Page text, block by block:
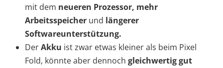
mit dem neueren Prozessor, mehr
Arbeitsspeicher und längerer
Softwareunterstützung.
DerAkku ist zwar etwas kleiner als beim Pixel
Fold, könnte aber dennoch gleichwertig gut